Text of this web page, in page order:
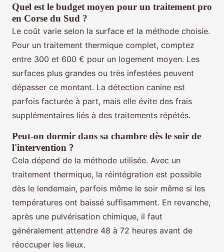
Quel est le budget moyen pour un traitement pro
en Corse du Sud ?
Le coût varie selon la surface et la méthode choisie.
Pour un traitement thermique complet, comptez
entre 300 et 600 € pour un logement moyen. Les
surfaces plus grandes ou très infestées peuvent
dépasser ce montant. La détection canine est
parfois facturée à part, mais elle évite des frais
supplémentaires liés à des traitements répétés.
Peut-on dormir dans sa chambre dès le soir de
l'intervention ?
Cela dépend de la méthode utilisée. Avec un
traitement thermique, la réintégration est possible
dès le lendemain, parfois même le soir même si les
températures ont baissé suffisamment. En revanche,
après une pulvérisation chimique, il faut
généralement attendre 48 à 72 heures avant de
réoccuper les lieux.